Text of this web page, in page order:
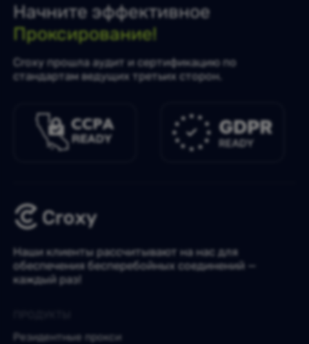
Начните эффективное
Проксирование!
Croxy прошла аудит и сертификацию по
стандартам ведущих третьих сторон.
Наши клиенты рассчитывают на нас для
обеспечения бесперебойных соединений —
каждый раз!
Резидентные прокси